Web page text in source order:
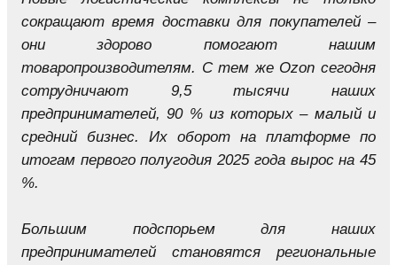
сокращают время доставки для покупателей –
они здорово помогают нашим
товаропроизводителям. С тем же Ozon сегодня
сотрудничают 9,5 тысячи наших
предпринимателей, 90 % из которых – малый и
средний бизнес. Их оборот на платформе по
итогам первого полугодия 2025 года вырос на 45
%.
Большим подспорьем для наших
предпринимателей становятся региональные